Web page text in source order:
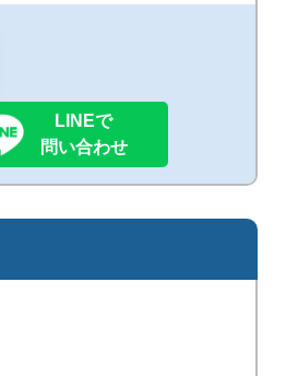
LINEで
問い合わせ